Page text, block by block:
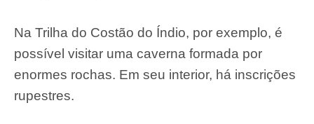
Na Trilha do Costão do Índio, por exemplo, é
possível visitar uma caverna formada por
enormes rochas. Em seu interior, há inscrições
rupestres.